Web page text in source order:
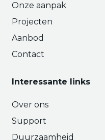
Onze aanpak
Projecten
Aanbod
Contact
Interessante links
Over ons
Support
Duurzaamheid